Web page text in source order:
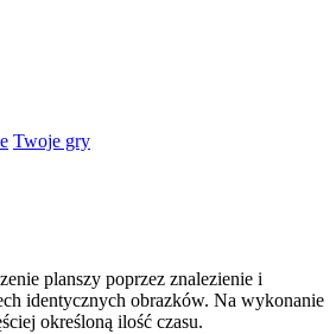
Twoje gry
planszy poprzez znalezienie i
identycznych obrazków. Na wykonanie
określoną ilość czasu.